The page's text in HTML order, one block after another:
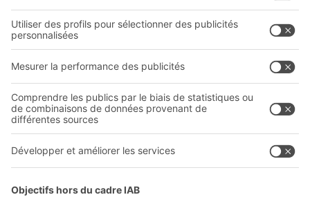
Entreprise
Qui sommes-nous ?
Sites internationaux
Sites de production
Follow us
ABIT O
YOUR LIFE.